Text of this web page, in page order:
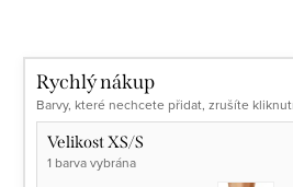
Rychlý nákup
Barvy, které nechcete přidat, zrušíte
Velikost XS/S
1 barva vybrána